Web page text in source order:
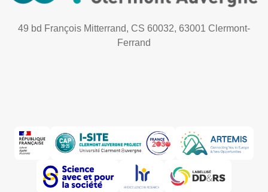
49 bd François Mitterrand, CS 60032, 63001 Clermont-
Ferrand